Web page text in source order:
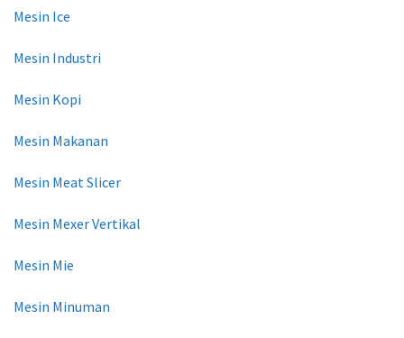
Mesin Ice
Mesin Industri
Mesin Kopi
Mesin Makanan
Mesin Meat Slicer
Mesin Mexer Vertikal
Mesin Mie
Mesin Minuman